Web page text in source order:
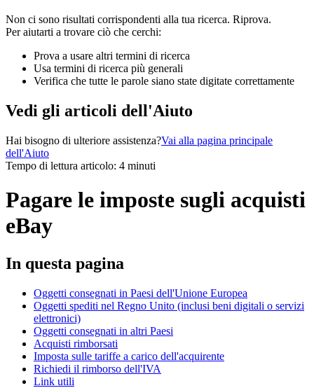
Non ci sono risultati corrispondenti alla tua ricerca. Riprova.
Per aiutarti a trovare ciò che cerchi:
Prova a usare altri termini di ricerca
Usa termini di ricerca più generali
Verifica che tutte le parole siano state digitate correttamente
Vedi gli articoli dell'Aiuto
Hai bisogno di ulteriore assistenza?Vai alla pagina principale
dell'Aiuto
Tempo di lettura articolo: 4 minuti
Pagare le imposte sugli acquisti
eBay
In questa pagina
Oggetti consegnati in Paesi dell'Unione Europea
Oggetti spediti nel Regno Unito (inclusi beni digitali o servizi
elettronici)
Oggetti consegnati in altri Paesi
Acquisti rimborsati
Imposta sulle tariffe a carico dell'acquirente
Richiedi il rimborso dell'IVA
Link utili